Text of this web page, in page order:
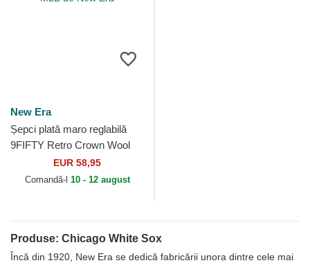
New Era
Șepci plată maro reglabilă
9FIFTY Retro Crown Wool
Pinstripe de Chicago White
Sox MLB de New Era
EUR 58,95
Comandă-l 10 - 12 august
Produse: Chicago White Sox
Încă din 1920, New Era se dedică fabricării unora dintre cele mai